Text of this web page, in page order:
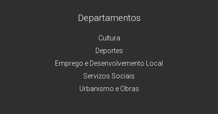
Departamentos
Cultura
Deportes
Emprego e Desenvolvemento Local
Servizos Sociais
Urbanismo e Obras